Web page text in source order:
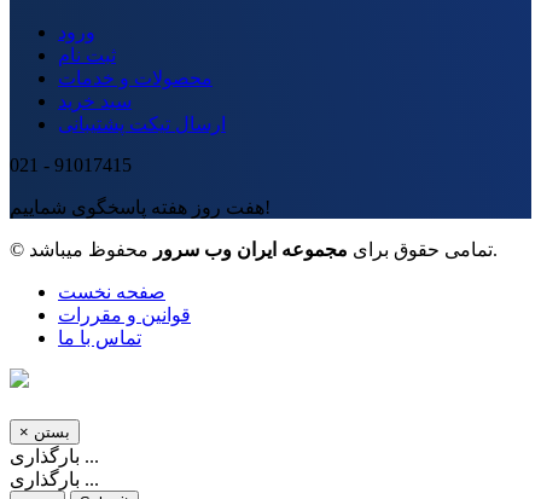
ورود
ثبت نام
محصولات و خدمات
سبد خرید
ارسال تیکت پشتیبانی
021 - 91017415
هفت روز هفته پاسخگوی شماییم!
© تمامی حقوق برای مجموعه ایران وب سرور محفوظ میباشد.
صفحه نخست
قوانین و مقررات
تماس با ما
× بستن
بارگذاری ...
بارگذاری ...